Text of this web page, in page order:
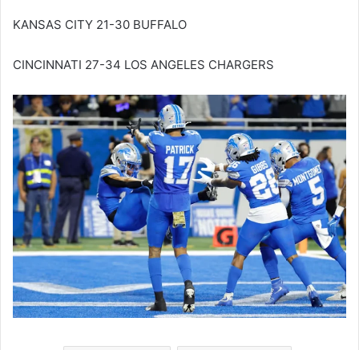
KANSAS CITY 21-30 BUFFALO
CINCINNATI 27-34 LOS ANGELES CHARGERS